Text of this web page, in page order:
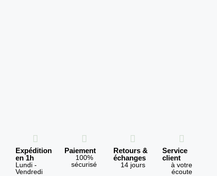
Expédition
en 1h
Lundi -
Vendredi
Paiement
100%
sécurisé
Retours &
échanges
14 jours
Service
client
à votre
écoute